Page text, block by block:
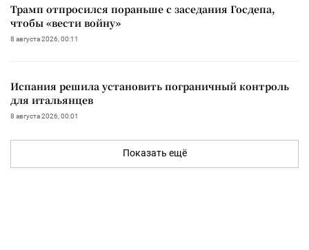
Трамп отпросился пораньше с заседания Госдепа,
чтобы «вести войну»
8 августа 2026, 00:11
Испания решила установить пограничный контроль
для итальянцев
8 августа 2026, 00:01
Показать ещё